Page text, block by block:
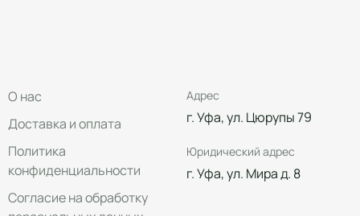
О нас
Доставка и оплата
Политика
конфиденциальности
Согласие на обработку
Адрес
г. Уфа, ул. Цюрупы 79
Юридический адрес
г. Уфа, ул. Мира д. 8